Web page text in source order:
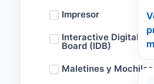
Impresor
Interactive Digital
Board (IDB)
Maletines y Mochilas